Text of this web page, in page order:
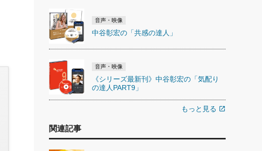
音声・映像
中谷彰宏の「共感の達人」
音声・映像
《シリーズ最新刊》中谷彰宏の「気配り
の達人PART9」
もっと見る open_in_new
関連記事